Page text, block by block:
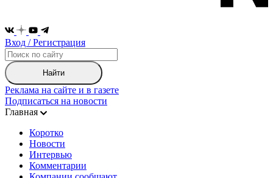
Вход / Регистрация
Найти
Реклама на сайте и в газете
Подписаться на новости
Главная
Коротко
Новости
Интервью
Комментарии